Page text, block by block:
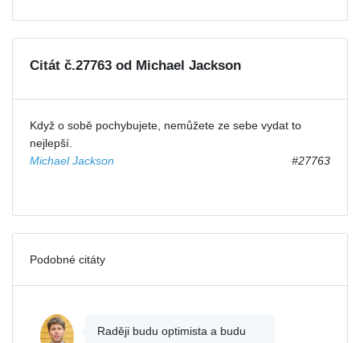
Citát č.27763 od Michael Jackson
Když o sobě pochybujete, nemůžete ze sebe vydat to
nejlepší.
Michael Jackson
#27763
Podobné citáty
Raději budu optimista a budu